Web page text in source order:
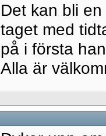
Det kan bli
taget med
på i första
Alla är